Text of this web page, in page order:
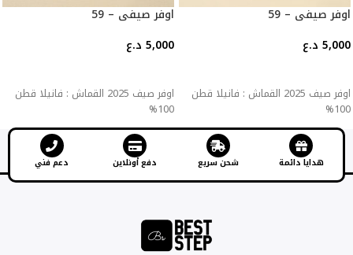
اوفر صيفي – 59
5,000 د.ع
اوفر صيف 2025 القماش : فانيلا قطن
100%
اوفر صيفي – 59
5,000 د.ع
اوفر صيف 2025 القماش : فانيلا قطن
100%
هدايا دائمة شحن سريع دفع أونلاين دعم فني